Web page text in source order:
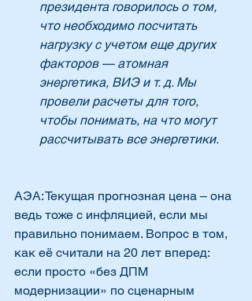
президента говорилось о том,
что необходимо посчитать
нагрузку с учетом еще других
факторов — атомная
энергетика, ВИЭ и т. д. Мы
провели расчеты для того,
чтобы понимать, на что могут
рассчитывать все энергетики.
АЭА: Текущая прогнозная цена – она
ведь тоже с инфляцией, если мы
правильно понимаем. Вопрос в том,
как её считали на 20 лет вперед:
если просто «без ДПМ
модернизации» по сценарным